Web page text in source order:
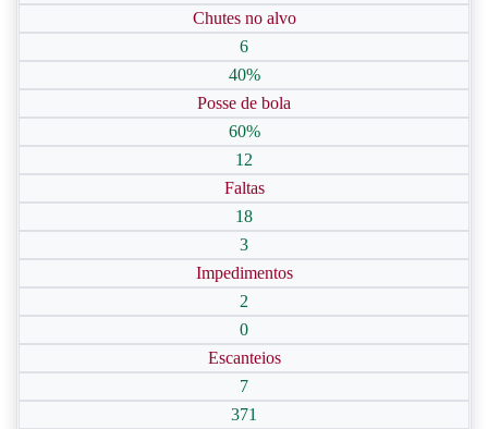
Chutes no alvo
6
40%
Posse de bola
60%
12
Faltas
18
3
Impedimentos
2
0
Escanteios
7
371